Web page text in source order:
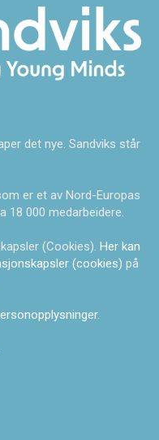
det nye. Sandviks står
er et av Nord-Europas
18 000 medarbeidere.
(Cookies). Her kan
(cookies) på
.